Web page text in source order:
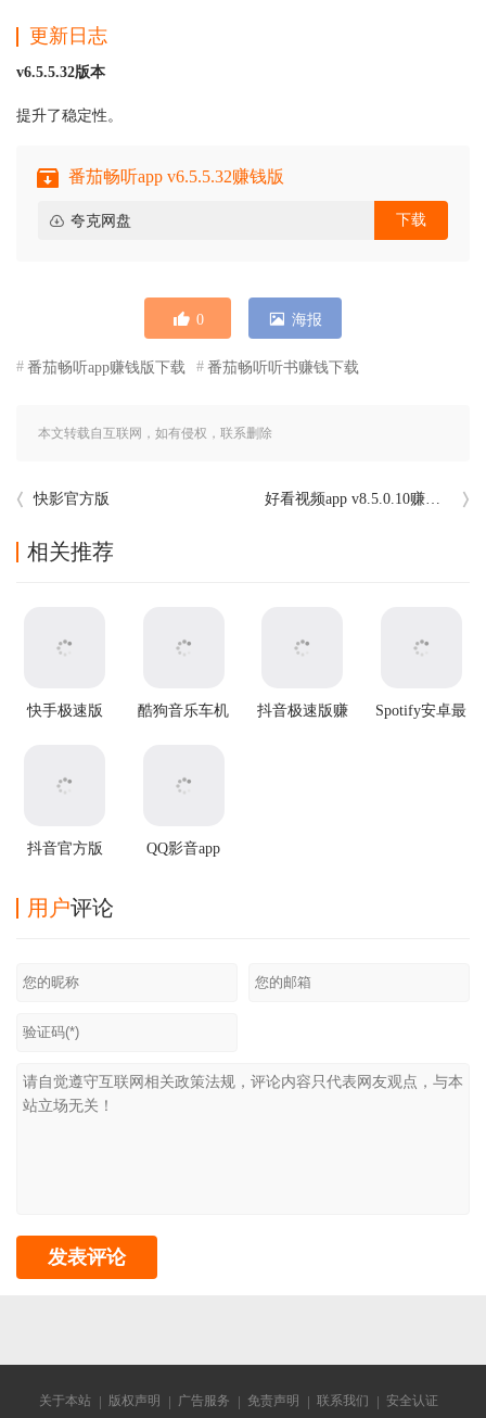
更新日志
v6.5.5.32版本
提升了稳定性。
番茄畅听app v6.5.5.32赚钱版
夸克网盘 下载
0 海报
番茄畅听app赚钱版下载 番茄畅听听书赚钱下载
本文转载自互联网，如有侵权，联系删除
快影官方版 好看视频app v8.5.0.10赚钱版
相关推荐
快手极速版
酷狗音乐车机
抖音极速版赚
Spotify安卓最
抖音官方版 QQ影音app
用户评论
关于本站 版权声明 广告服务 免责声明 联系我们 安全认证